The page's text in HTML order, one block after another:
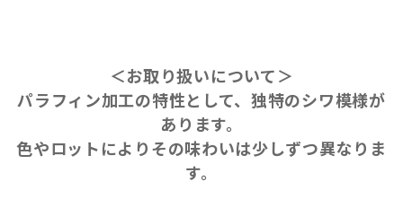
＜お取り扱いについて＞
パラフィン加工の特性として、独特のシワ模様が
あります。
色やロットによりその味わいは少しずつ異なりま
す。